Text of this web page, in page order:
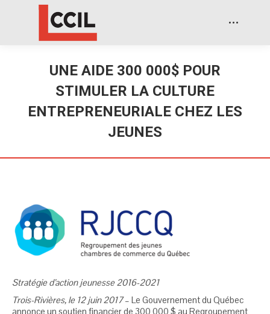
UNE AIDE 300 000$ POUR
STIMULER LA CULTURE
ENTREPRENEURIALE CHEZ LES
JEUNES
Stratégie d’action jeunesse 2016-2021
Trois-Rivières, le 12 juin 2017– Le Gouvernement du Québec
annonce un soutien financier de 300 000 $ au Regroupement